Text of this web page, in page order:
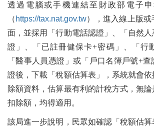
透過電腦或手機連結至財政部電子
（ https://tax.nat.gov.tw），進入線上版
面，並採用「行動電話認證」、「自然
證」、「已註冊健保卡+密碼」、「行
「醫事人員憑證」或「戶口名簿戶號+
證後，下載「稅額估算表」，系統就會
除額資料，估算最有利的計稅方式，無
扣除額，均得適用。
該局進一步說明，民眾如確認「稅額估